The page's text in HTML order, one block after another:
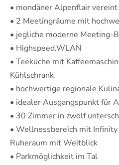
• mondäner Alpenflair
• 2 Meetingräume mit
• jegliche moderne Meeting-
• Highspeed.WLAN
• Teeküche mit
Kühlschrank
• hochwertige regionale
• idealer Ausgangspunkt für
• 30 Zimmer in zwölf
• Wellnessbereich mit Infinity
Ruheraum mit Weitblick
• Parkmöglichkeit im Tal